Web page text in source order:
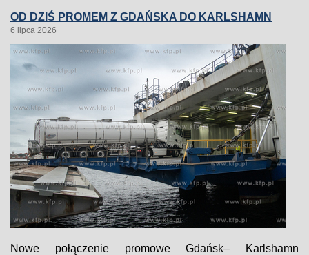
OD DZIŚ PROMEM Z GDAŃSKA DO KARLSHAMN
6 lipca 2026
Nowe połączenie promowe Gdańsk– Karlshamn